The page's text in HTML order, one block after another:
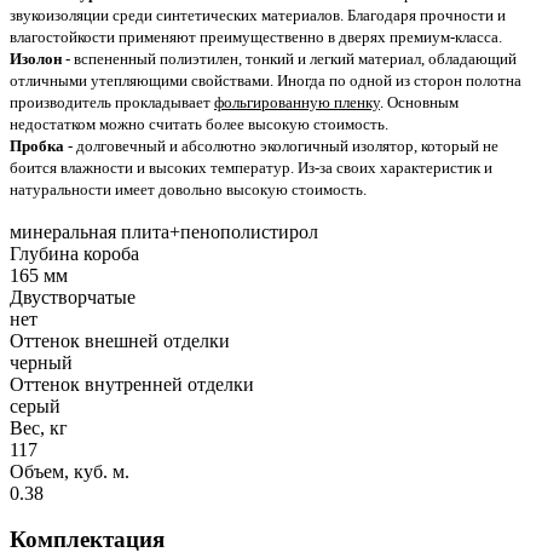
звукоизоляции среди синтетических материалов. Благодаря прочности и
влагостойкости применяют преимущественно в дверях премиум-класса.
Изолон - вспененный полиэтилен, тонкий и легкий материал, обладающий
отличными утепляющими свойствами. Иногда по одной из сторон полотна
производитель прокладывает фольгированную пленку. Основным
недостатком можно считать более высокую стоимость.
Пробка - долговечный и абсолютно экологичный изолятор, который не
боится влажности и высоких температур. Из-за своих характеристик и
натуральности имеет довольно высокую стоимость.
минеральная плита+пенополистирол
Глубина короба
165 мм
Двустворчатые
нет
Оттенок внешней отделки
черный
Оттенок внутренней отделки
серый
Вес, кг
117
Объем, куб. м.
0.38
Комплектация